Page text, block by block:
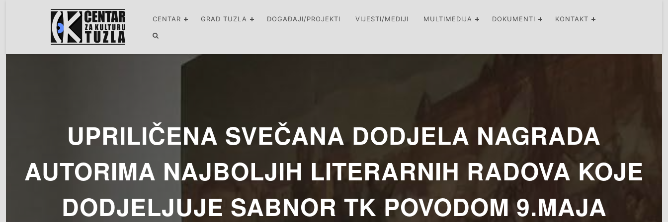
CENTAR GRAD TUZLA DOGAĐAJI/PROJEKTI VIJESTI/MEDIJI MULTIMEDIJA DOKUMENTI KONTAKT
UPRILIČENA SVEČANA DODJELA NAGRADA
AUTORIMA NAJBOLJIH LITERARNIH RADOVA KOJE
DODJELJUJE SABNOR TK POVODOM 9.MAJA